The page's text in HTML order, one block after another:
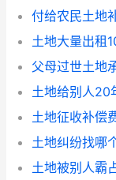
付给农民土地
土地大量出租
父母过世土地
土地给别人20
土地征收补偿
土地纠纷找哪
土地被别人霸